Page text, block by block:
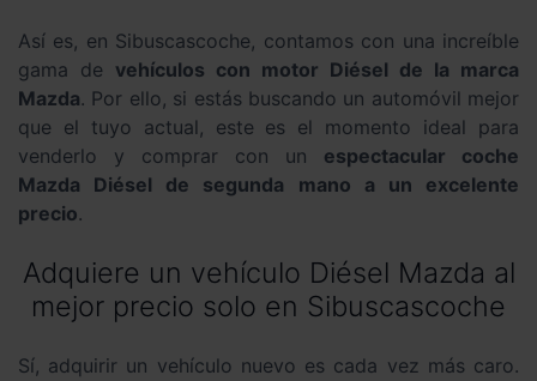
Así es, en Sibuscascoche, contamos con una increíble
gama de vehículos con motor Diésel de la marca
Mazda. Por ello, si estás buscando un automóvil mejor
que el tuyo actual, este es el momento ideal para
venderlo y comprar con un espectacular coche
Mazda Diésel de segunda mano a un excelente
precio.
Adquiere un vehículo Diésel Mazda al
mejor precio solo en Sibuscascoche
Sí, adquirir un vehículo nuevo es cada vez más caro.